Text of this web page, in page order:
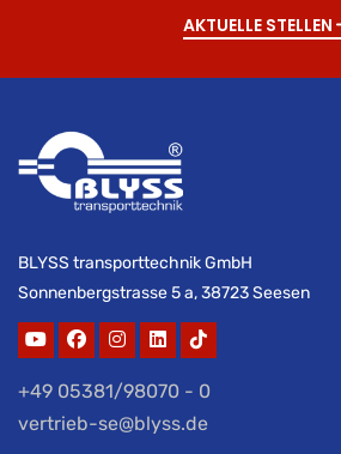
AKTUELLE STELLEN
BLYSS transporttechnik GmbH
Sonnenbergstrasse 5 a, 38723 Seesen
+49 05381/98070 - 0
vertrieb-se@blyss.de